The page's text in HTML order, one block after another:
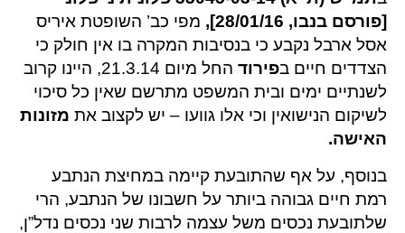
[פורסם בנבו, 28/01/16],
מפי כב’ השופטת איריס
אסל ארבל נקבע כי בנסיבות המקרה בו אין חולק כי
הצדדים חיים בפירוד
החל מיום 21.3.14, היינו קרוב
לשנתיים ימים ובית המשפט מתרשם שאין כל סיכוי
לשיקום הנישואין וכי אלו גוועו – יש לקצוב את מזונות
האישה.
בנוסף, על אף שהתובעת קיימה במחיצת הנתבע
רמת חיים גבוהה ביותר על חשבונו של הנתבע, הרי
שלתובעת נכסים משל עצמה לרבות שני נכסים נדל”ן,